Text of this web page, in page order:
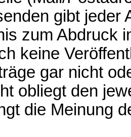
gibt jeder
zum Abdruck
keine
gar nicht
obliegt den
die Meinung